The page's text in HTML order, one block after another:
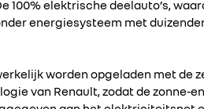
100% elektrische deelauto’s,
energiesysteem met
worden opgeladen met de
van Renault, zodat de zonne-